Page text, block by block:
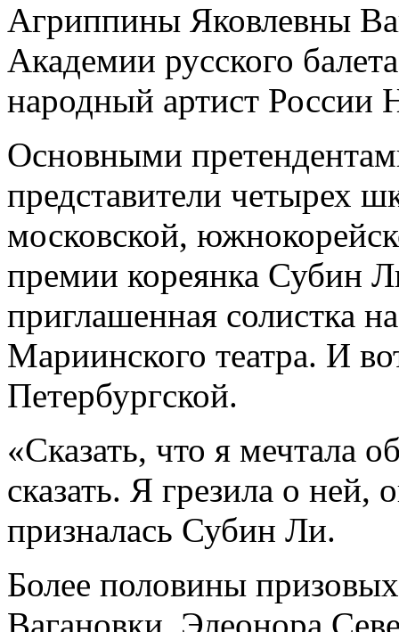
Агриппины Яковлевны
Академии русского
народный артист России
Основными
представители четырех
московской,
премии кореянка Субин
приглашенная солистка
Мариинского театра. И
Петербургской.
«Сказать, что я мечтала
сказать. Я грезила о ней,
призналась Субин Ли.
Более половины